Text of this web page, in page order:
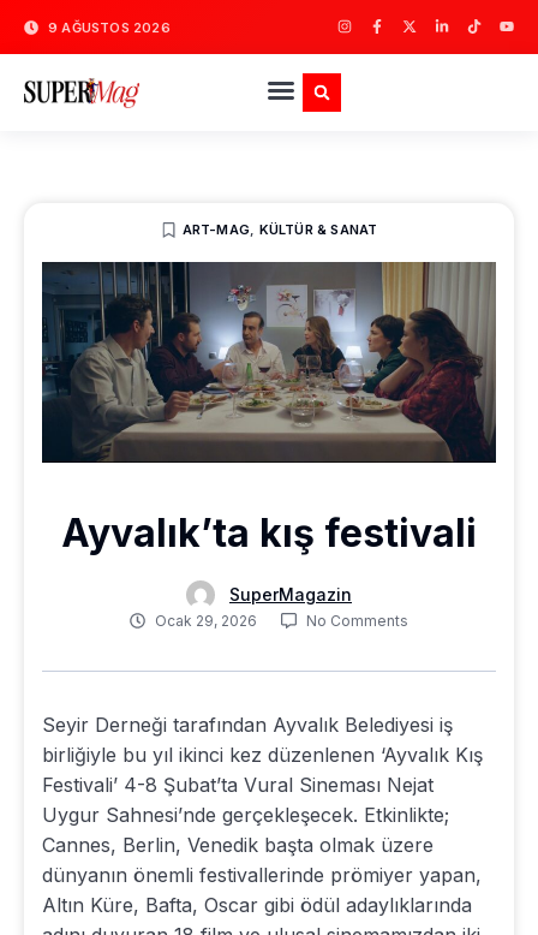
9 AĞUSTOS 2026
ART-MAG, KÜLTÜR & SANAT
Ayvalık’ta kış festivali
SuperMagazin
Ocak 29, 2026 No Comments
Seyir Derneği tarafından Ayvalık Belediyesi iş
birliğiyle bu yıl ikinci kez düzenlenen ‘Ayvalık Kış
Festivali’ 4-8 Şubat’ta Vural Sineması Nejat
Uygur Sahnesi’nde gerçekleşecek. Etkinlikte;
Cannes, Berlin, Venedik başta olmak üzere
dünyanın önemli festivallerinde prömiyer yapan,
Altın Küre, Bafta, Oscar gibi ödül adaylıklarında